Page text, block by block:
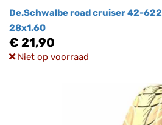
De.Schwalbe road cruiser 42-
28x1.60
€ 21,90
Niet op voorraad